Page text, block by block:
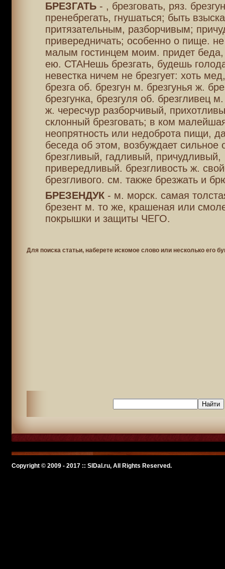
БРЕЗГАТЬ- , брезговать, ряз.
пренебрегать, гнушаться; быть
притязательным, разборчивым;
привередничать; особенно о пище. не
малым гостинцем моим. придет беда,
ею. СТАНешь брезгать, будешь
невестка ничем не брезгует: хоть
брезга об. брезгун м. брезгунья ж.
брезгунка, брезгуля об. брезгливец
ж. чересчур разборчивый,
склонный брезговать; в ком
неопрятность или недоброта пищи,
беседа об этом, возбуждает сильное
брезгливый, гадливый, причудливый,
привередливый. брезгливость ж.
брезгливого. см. также брезжать и
БРЕЗЕНДУК- м. морск. самая
брезент м. то же, крашеная или
покрышки и защиты ЧЕГО.
Для поиска статьи, наберете искомое слово или несколько его
Copyright © 2009 - 2017 :: SlDal.ru, All Rights Reserved.